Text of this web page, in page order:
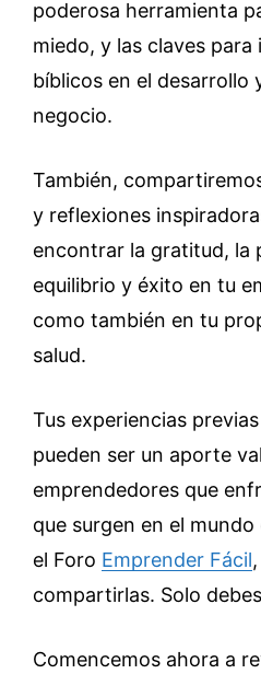
poderosa herramienta
miedo, y las claves
bíblicos en el desarrollo
negocio.
También,
y reflexiones
encontrar la gratitud, la
equilibrio y éxito en tu
como también en tu
salud.
Tus experiencias
pueden ser un aporte
emprendedores que
que surgen en el
el Foro Emprender Fácil
compartirlas. Solo
Comencemos ahora a